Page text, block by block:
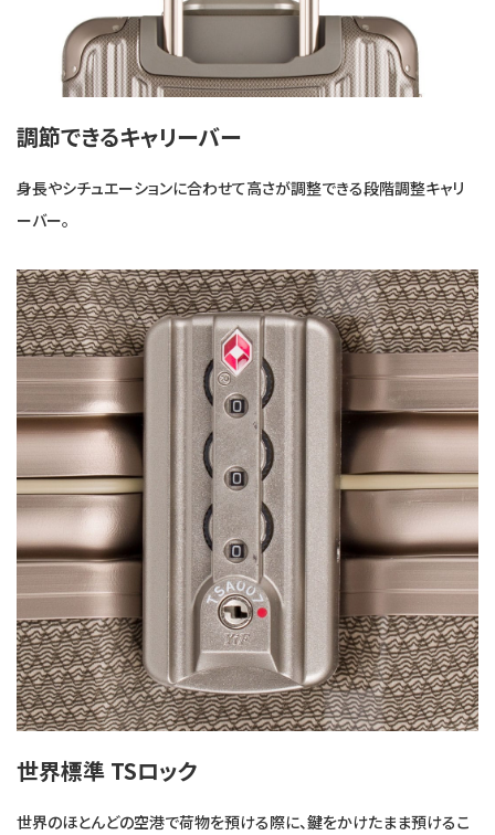
調節できるキャリーバー
身長やシチュエーションに合わせて高さが調整できる段階調整キャリ
ーバー。
世界標準 TSロック
世界のほとんどの空港で荷物を預ける際に、鍵をかけたまま預けるこ